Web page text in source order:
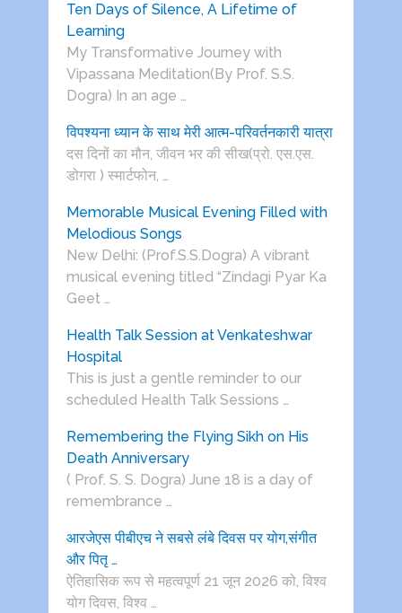
Ten Days of Silence, A Lifetime of
Learning
My Transformative Journey with
Vipassana Meditation(By Prof. S.S.
Dogra) In an age …
विपश्यना ध्यान के साथ मेरी आत्म-परिवर्तनकारी यात्रा
दस दिनों का मौन, जीवन भर की सीख(प्रो. एस.एस.
डोगरा ) स्मार्टफोन, …
Memorable Musical Evening Filled with
Melodious Songs
New Delhi: (Prof.S.S.Dogra) A vibrant
musical evening titled “Zindagi Pyar Ka
Geet …
Health Talk Session at Venkateshwar
Hospital
This is just a gentle reminder to our
scheduled Health Talk Sessions …
Remembering the Flying Sikh on His
Death Anniversary
( Prof. S. S. Dogra) June 18 is a day of
remembrance …
आरजेएस पीबीएच ने सबसे लंबे दिवस पर योग,संगीत
और पितृ …
ऐतिहासिक रूप से महत्वपूर्ण 21 जून 2026 को, विश्व
योग दिवस, विश्व …